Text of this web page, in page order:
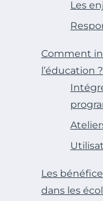
Les
Comment
l’éducation ?
Les
dans les